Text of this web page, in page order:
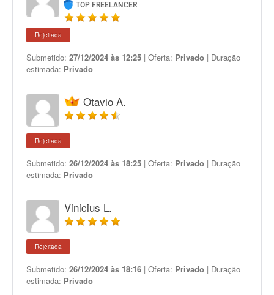
TOP FREELANCER
Rejeitada
Submetido: 27/12/2024 às 12:25 | Oferta: Privado | Duração
estimada: Privado
Otavio A.
Rejeitada
Submetido: 26/12/2024 às 18:25 | Oferta: Privado | Duração
estimada: Privado
Vinicius L.
Rejeitada
Submetido: 26/12/2024 às 18:16 | Oferta: Privado | Duração
estimada: Privado